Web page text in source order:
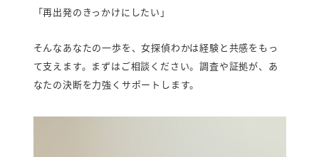
「再出発のきっかけにしたい」
そんなあなたの一歩を、女探偵わかは経験と共感をもっ
て支えます。まずはご相談ください。調査や証拠が、あ
なたの決断を力強くサポートします。